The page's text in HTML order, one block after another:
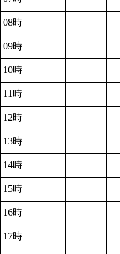
08時
09時
10時
11時
12時
13時
14時
15時
16時
17時